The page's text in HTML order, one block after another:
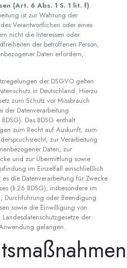
(Art. 6 Abs. 1 S. 1 lit. f)
ist zur Wahrung der
Verantwortlichen oder eines
nicht die Interessen oder
der betroffenen Person,
Daten erfordern,
der DSGVO gelten
in Deutschland. Hierzu
zum Schutz vor Missbrauch
der Datenverarbeitung
Das BDSG enthält
zum Recht auf Auskunft, zum
zur Verarbeitung
Daten, zur
und zur Übermittlung sowie
im Einzelfall einschließlich
die Datenverarbeitung für Zwecke
(§ 26 BDSG), insbesondere im
Durchführung oder Beendigung
sowie die Einwilligung von
der
gelangen.